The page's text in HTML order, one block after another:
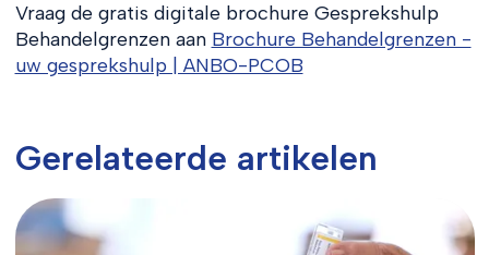
Vraag de gratis digitale brochure Gesprekshulp
Behandelgrenzen aan Brochure Behandelgrenzen -
uw gesprekshulp | ANBO-PCOB
Gerelateerde artikelen